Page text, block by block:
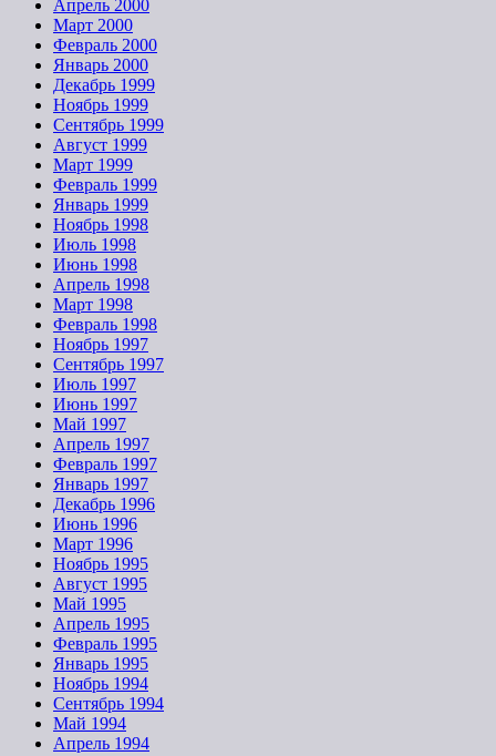
Апрель 2000
Март 2000
Февраль 2000
Январь 2000
Декабрь 1999
Ноябрь 1999
Сентябрь 1999
Август 1999
Март 1999
Февраль 1999
Январь 1999
Ноябрь 1998
Июль 1998
Июнь 1998
Апрель 1998
Март 1998
Февраль 1998
Ноябрь 1997
Сентябрь 1997
Июль 1997
Июнь 1997
Май 1997
Апрель 1997
Февраль 1997
Январь 1997
Декабрь 1996
Июнь 1996
Март 1996
Ноябрь 1995
Август 1995
Май 1995
Апрель 1995
Февраль 1995
Январь 1995
Ноябрь 1994
Сентябрь 1994
Май 1994
Апрель 1994